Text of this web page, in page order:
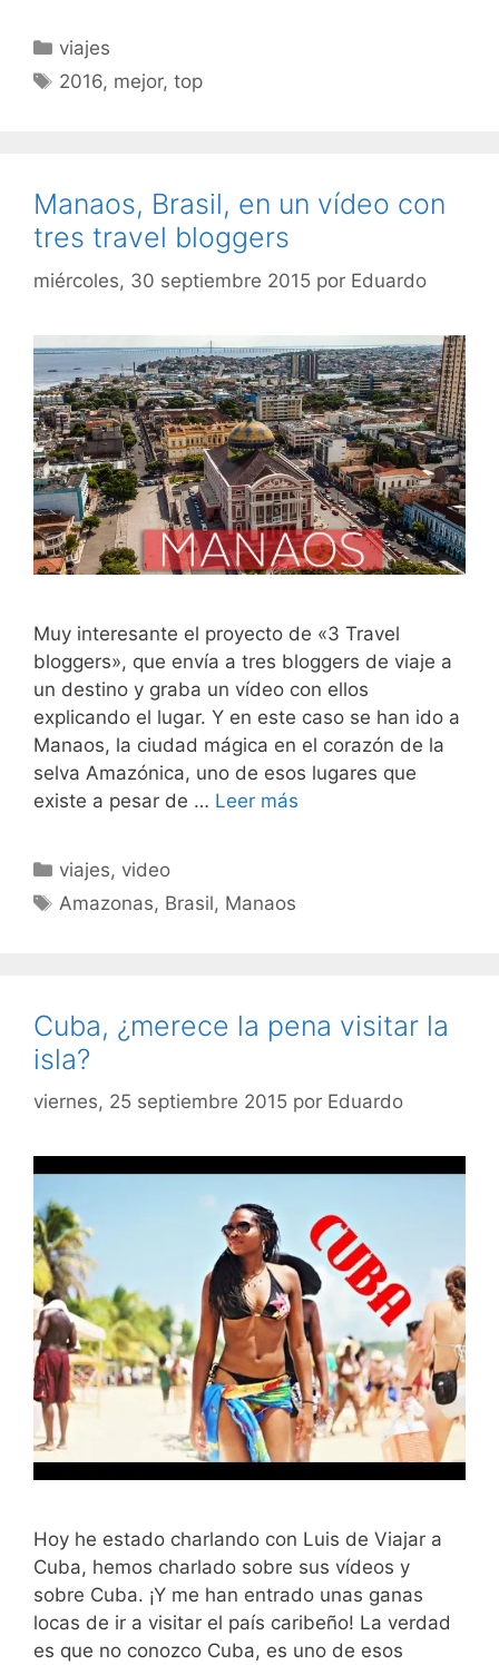
Categorías
viajes
Etiquetas
2016, mejor,top
Manaos, Brasil, en un vídeo con
tres travel bloggers
miércoles, 30 septiembre 2015 por Eduardo
Muy interesante el proyecto de «3 Travel
bloggers», que envía a tres bloggers de viaje a
un destino y graba un vídeo con ellos
explicando el lugar. Y en este caso se han ido a
Manaos, la ciudad mágica en el corazón de la
selva Amazónica, uno de esos lugares que
existe a pesar de … Leer más
Categorías
viajes, video
Etiquetas
Amazonas, Brasil, Manaos
Cuba, ¿merece la pena visitar la
isla?
viernes, 25 septiembre 2015 por Eduardo
Hoy he estado charlando con Luis de Viajar a
Cuba, hemos charlado sobre sus vídeos y
sobre Cuba. ¡Y me han entrado unas ganas
locas de ir a visitar el país caribeño! La verdad
es que no conozco Cuba, es uno de esos